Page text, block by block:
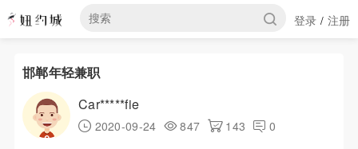
登录 / 注册
邯郸年轻兼职
Car*****fie
2020-09-24 847 143 0